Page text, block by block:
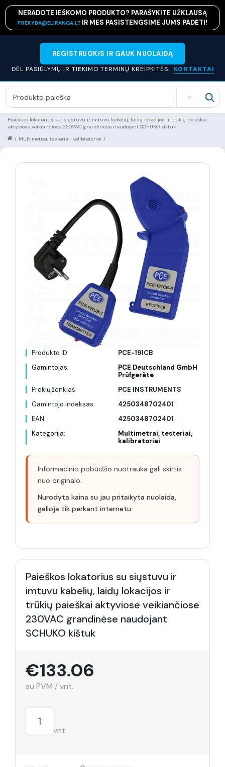
NERADOTE IEŠKOMO PRODUKTO? PARAŠYKITE UŽKLAUSĄ
PREKYBA@ELIRANGA.LT IR MES PASISTENGSIME JUMS PADĖTI!
REGISTRUOKIS IR GAUK NUOLAIDĄ
DĖL PASIŪLYMŲ IR TIEKIMO TERMINŲ KREIPKITĖS: KONTAKTAI
SEARCH
Paieškos lokatorius su siųstuvu ir imtuvu kabelių, laidų lokacijos ir trūkių paieškai
aktyviose veikiančiose 230VAC grandinėse naudojant SCHUKO kištuk
/
Multimetrai, testeriai, kalibratoriai
/
Produkto ID:
PCE-191CB
Gamintojas:
PCE Deutschland GmbH
Prüfgeräte
Prekių ženklas:
PCE INSTRUMENTS
Gamintojo indeksas:
4250348702401
EAN:
4250348702401
Kategorija:
Multimetrai, testeriai,
kalibratoriai
Informacinio pobūdžio nuotrauka gali skirtis
nuo originalo.
Nurodyta kaina su jau pritaikyta nuolaida,
galioja tik perkant internetu.
Paieškos lokatorius su siųstuvu ir
imtuvu kabelių, laidų lokacijos ir
trūkių paieškai aktyviose veikiančiose
230VAC grandinėse naudojant
SCHUKO kištuk
€133.06
su PVM / vnt.
vnt.